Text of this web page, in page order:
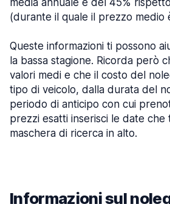
media annuale e del 45%
(durante il quale il prezzo medio
Queste informazioni ti possono
la bassa stagione. Ricorda però
valori medi e che il costo del
tipo di veicolo, dalla durata del
periodo di anticipo con cui
prezzi esatti inserisci le date che
maschera di ricerca in alto.
Informazioni sul